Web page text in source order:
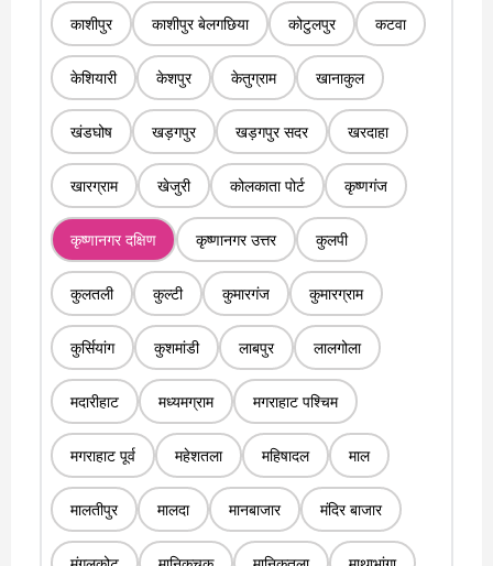
काशीपुर काशीपुर बेलगछिया कोटुलपुर कटवा
केशियारी केशपुर केतुग्राम खानाकुल
खंडघोष खड़गपुर खड़गपुर सदर खरदाहा
खारग्राम खेजुरी कोलकाता पोर्ट कृष्णगंज
कृष्णानगर दक्षिण कृष्णानगर उत्तर कुलपी
कुलतली कुल्टी कुमारगंज कुमारग्राम
कुर्सियांग कुशमांडी लाबपुर लालगोला
मदारीहाट मध्यमग्राम मगराहाट पश्चिम
मगराहाट पूर्व महेशतला महिषादल माल
मालतीपुर मालदा मानबाजार मंदिर बाजार